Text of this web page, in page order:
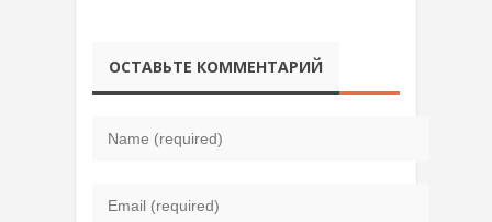
ОСТАВЬТЕ КОММЕНТАРИЙ